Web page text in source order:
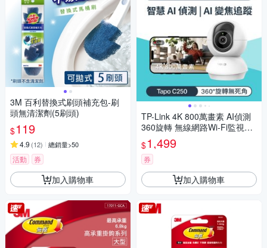
3M 百利替換式刷頭補充包-刷
頭無清潔劑(5刷頭)
$119
4.9 (12) 總銷量>50
活動 券
加入購物車
TP-Link 4K 800萬畫素 AI偵測
360旋轉 無線網路Wi-Fi監視器
IPCAM(支援512G/寵物/嬰兒/長
輩/Tapo C250)
$1,499
券
加入購物車